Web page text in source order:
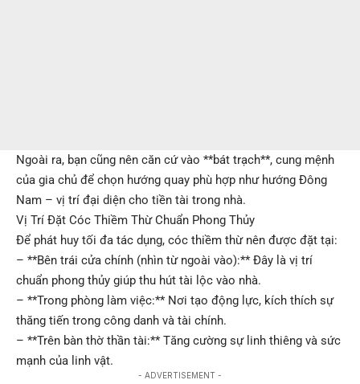
Ngoài ra, bạn cũng nên căn cứ vào **bát trạch**, cung mệnh
của gia chủ để chọn hướng quay phù hợp như hướng Đông
Nam – vị trí đại diện cho tiền tài trong nhà.
Vị Trí Đặt Cóc Thiềm Thừ Chuẩn Phong Thủy
Để phát huy tối đa tác dụng, cóc thiềm thừ nên được đặt tại:
– **Bên trái cửa chính (nhìn từ ngoài vào):** Đây là vị trí
chuẩn phong thủy giúp thu hút tài lộc vào nhà.
– **Trong phòng làm việc:** Nơi tạo động lực, kích thích sự
thăng tiến trong công danh và tài chính.
– **Trên bàn thờ thần tài:** Tăng cường sự linh thiêng và sức
mạnh của linh vật.
- ADVERTISEMENT -